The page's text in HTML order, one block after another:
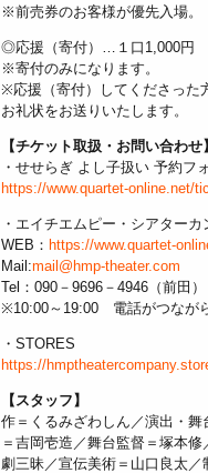
※前売券のお客様が優先入場。
◎応援（寄付）…１口1,000円
※寄付のみになります。
※応援（寄付）してくださった
お礼状をお送りいたします。
【チケット取扱・お問い合わせ】
・せせらぎ よし子扱い 予約フ
https://www.quartet-online.net/
・エイチエムピー・シアターカ
WEB： https://www.quartet-
Mail:mail@hmp-theater.com
Tel：090－9696－4946（前田）
※10:00～19:00 電話がつなが
・STORES
https://
【スタッフ】
作＝くるみざわしん／演出・
＝吉岡壱造／舞台監督＝塚本
劇三昧／宣伝美術＝山口良太／